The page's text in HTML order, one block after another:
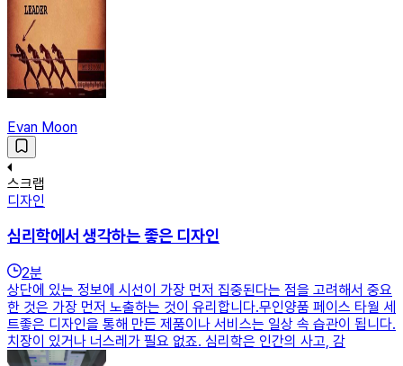
Evan Moon
스크랩
디자인
심리학에서 생각하는 좋은 디자인
2분
상단에 있는 정보에 시선이 가장 먼저 집중된다는 점을 고려해서 중요
한 것은 가장 먼저 노출하는 것이 유리합니다.​무인양품 페이스 타월 세
트​좋은 디자인을 통해 만든 제품이나 서비스는 일상 속 습관이 됩니다.
치장이 있거나 너스레가 필요 없죠. 심리학은 인간의 사고, 감